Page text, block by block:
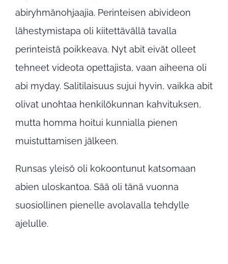
abiryhmänohjaajia. Perinteisen abivideon
lähestymistapa oli kiitettävällä tavalla
perinteistä poikkeava. Nyt abit eivät olleet
tehneet videota opettajista, vaan aiheena oli
abi myday. Salitilaisuus sujui hyvin, vaikka abit
olivat unohtaa henkilökunnan kahvituksen,
mutta homma hoitui kunnialla pienen
muistuttamisen jälkeen.
Runsas yleisö oli kokoontunut katsomaan
abien uloskantoa. Sää oli tänä vuonna
suosiollinen pienelle avolavalla tehdylle
ajelulle.